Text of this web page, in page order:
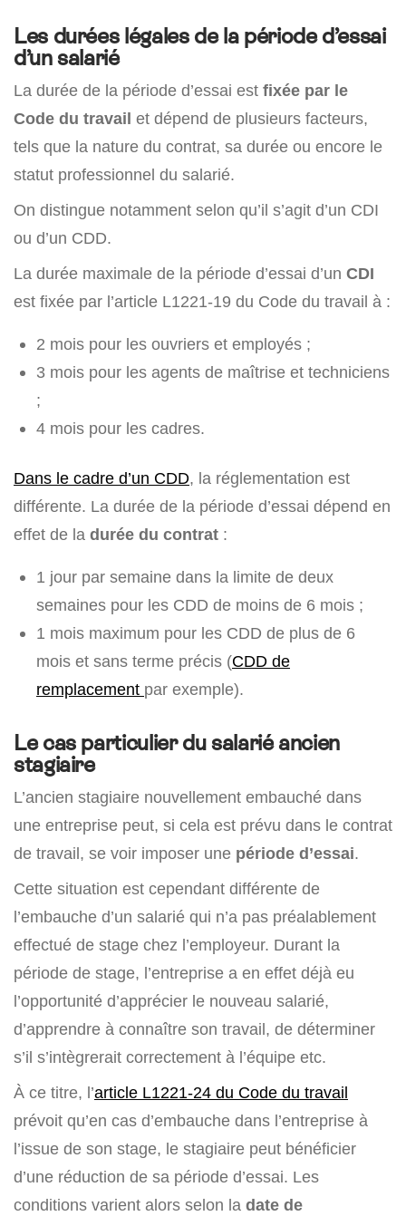
Les durées légales de la période d’essai
d’un salarié
La durée de la période d’essai est fixée par le
Code du travail et dépend de plusieurs facteurs,
tels que la nature du contrat, sa durée ou encore le
statut professionnel du salarié.
On distingue notamment selon qu’il s’agit d’un CDI
ou d’un CDD.
La durée maximale de la période d’essai d’un CDI
est fixée par l’article L1221-19 du Code du travail à :
2 mois pour les ouvriers et employés ;
3 mois pour les agents de maîtrise et techniciens
;
4 mois pour les cadres.
Dans le cadre d’un CDD, la réglementation est
différente. La durée de la période d’essai dépend en
effet de la durée du contrat :
1 jour par semaine dans la limite de deux
semaines pour les CDD de moins de 6 mois ;
1 mois maximum pour les CDD de plus de 6
mois et sans terme précis (CDD de
remplacement par exemple).
Le cas particulier du salarié ancien
stagiaire
L’ancien stagiaire nouvellement embauché dans
une entreprise peut, si cela est prévu dans le contrat
de travail, se voir imposer une période d’essai.
Cette situation est cependant différente de
l’embauche d’un salarié qui n’a pas préalablement
effectué de stage chez l’employeur. Durant la
période de stage, l’entreprise a en effet déjà eu
l’opportunité d’apprécier le nouveau salarié,
d’apprendre à connaître son travail, de déterminer
s’il s’intègrerait correctement à l’équipe etc.
À ce titre, l’article L1221-24 du Code du travail
prévoit qu’en cas d’embauche dans l’entreprise à
l’issue de son stage, le stagiaire peut bénéficier
d’une réduction de sa période d’essai. Les
conditions varient alors selon la date de